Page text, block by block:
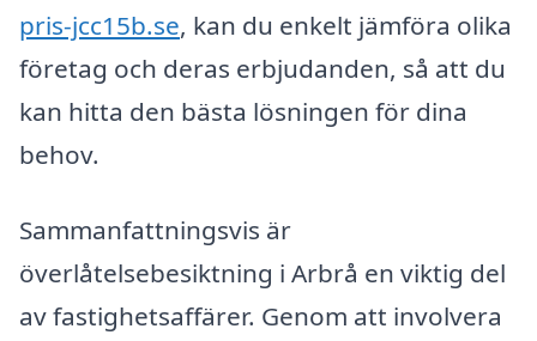
pris-jcc15b.se, kan du enkelt jämföra olika
företag och deras erbjudanden, så att du
kan hitta den bästa lösningen för dina
behov.
Sammanfattningsvis är
överlåtelsebesiktning i Arbrå en viktig del
av fastighetsaffärer. Genom att involvera